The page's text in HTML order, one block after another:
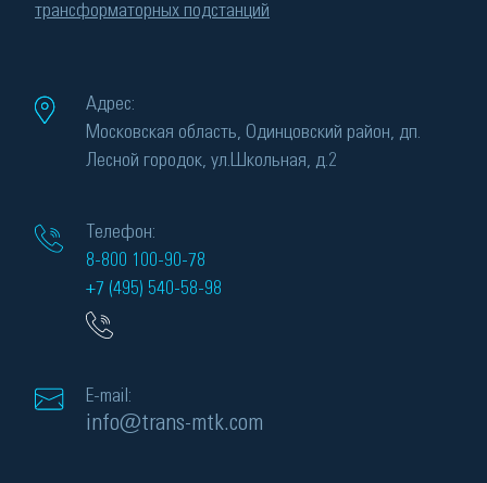
трансформаторных подстанций
Адрес:
Московская область, Одинцовский район, дп.
Лесной городок, ул.Школьная, д.2
Телефон:
8-800 100-90-78
+7 (495) 540-58-98
E-mail:
info@trans-mtk.com